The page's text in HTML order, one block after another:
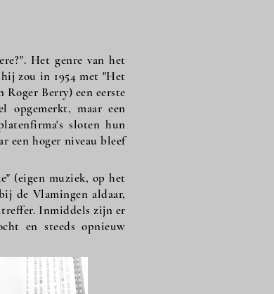
Het genre van het
zou in 1954 met "Het
Berry) een eerste
maar een
sloten hun
een hoger niveau bleef
(eigen muziek, op het
de Vlamingen aldaar,
Inmiddels zijn er
en steeds opnieuw